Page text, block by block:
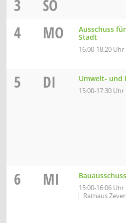
3
SO
4
MO
Ausschuss
Stadt
16:00-18:20 Uhr
5 DI Umwelt- und
15:00-17:30 Uhr
6 MI
15:00-16:06 Uhr
Rathaus